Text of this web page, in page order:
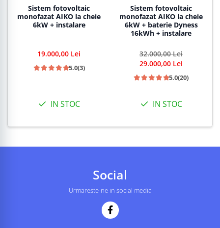
Sistem fotovoltaic
monofazat AIKO la cheie
6kW + instalare
19.000,00 Lei
5.0(3)
IN STOC
Sistem fotovoltaic
monofazat AIKO la cheie
6kW + baterie Dyness
16kWh + instalare
32.000,00 Lei
29.000,00 Lei
5.0(20)
IN STOC
Social
Urmareste-ne in social media